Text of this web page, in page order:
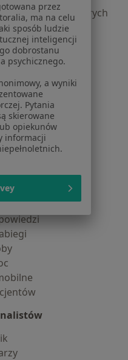
których
samodzielnie
przez
ma na celu
sposób ludzie
inteligencji
dobrostanu
psychicznego.
a wyniki
Pytania
skierowane
opiekunów
informacji